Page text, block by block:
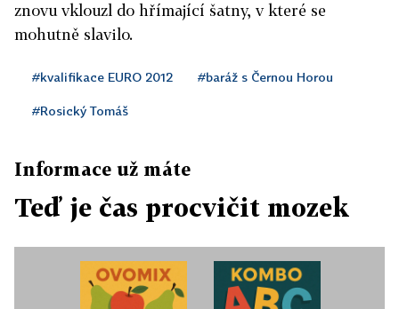
znovu vklouzl do hřímající šatny, v které se
mohutně slavilo.
#kvalifikace EURO 2012 #baráž s Černou Horou
#Rosický Tomáš
Informace už máte
Teď je čas procvičit mozek